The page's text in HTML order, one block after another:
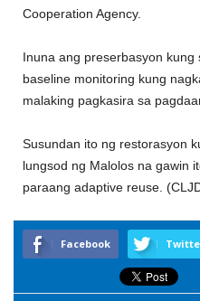
Cooperation Agency.
Inuna ang preserbasyon
baseline monitoring kung
malaking pagkasira sa
Susundan ito ng restorasyon
lungsod ng Malolos na gawin
paraang adaptive reuse.
Facebook